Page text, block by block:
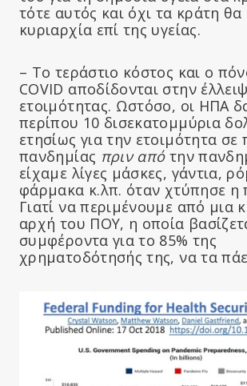
τότε αυτός και όχι τα κράτη
κυριαρχία επί της υγείας.
– Το τεράστιο κόστος και ο
COVID αποδίδονται στην
ετοιμότητας. Ωστόσο, οι ΗΠΑ
περίπου 10 δισεκατομμύρια
ετησίως για την ετοιμότητα σε
πανδημίας πριν απότην
είχαμε λίγες μάσκες, γάντια,
φάρμακα κ.λπ. όταν χτύπησε η
Γιατί να περιμένουμε από μια
αρχή του ΠΟΥ, η οποία
συμφέροντα για το 85% της
χρηματοδότησής της, να τα